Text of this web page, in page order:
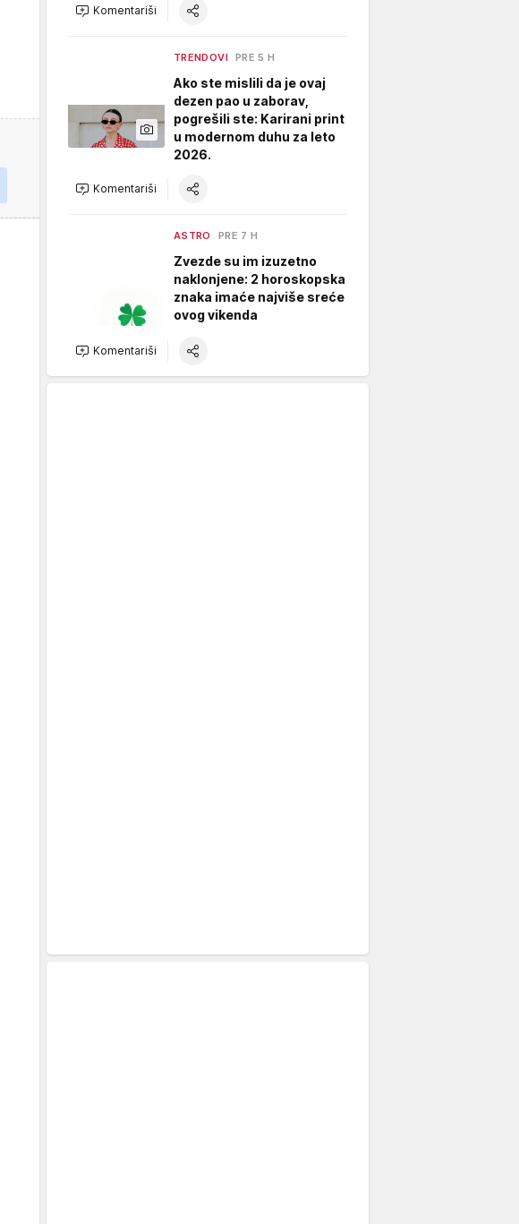
Komentariši
TRENDOVI PRE 5 H
Ako ste mislili da je ovaj
dezen pao u zaborav,
pogrešili ste: Karirani print
u modernom duhu za leto
2026.
Komentariši
ASTRO PRE 7 H
Zvezde su im izuzetno
naklonjene: 2 horoskopska
znaka imaće najviše sreće
ovog vikenda
Komentariši